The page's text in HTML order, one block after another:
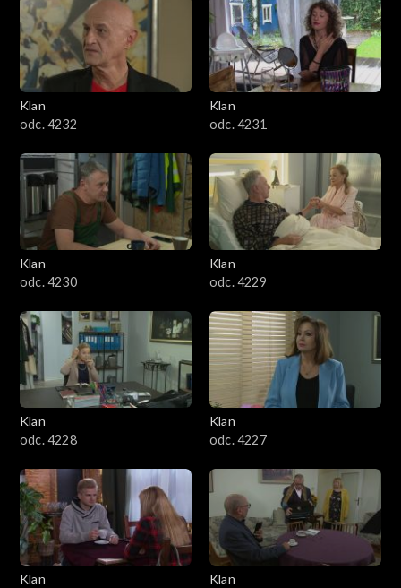
Klan
odc. 4232
Klan
odc. 4231
Klan
odc. 4230
Klan
odc. 4229
Klan
odc. 4228
Klan
odc. 4227
Klan
Klan